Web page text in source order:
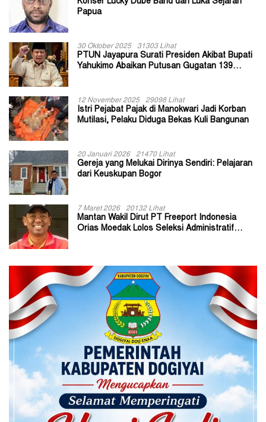
Konser Lucky Dube Band dan Luka Sejarah
Papua
30 Oktober 2025 31303 Lihat
PTUN Jayapura Surati Presiden Akibat Bupati
Yahukimo Abaikan Putusan Gugatan 139
12 November 2025 29098 Lihat
Istri Pejabat Pajak di Manokwari Jadi Korban
Mutilasi, Pelaku Diduga Bekas Kuli Bangunan
20 Januari 2026 21470 Lihat
Gereja yang Melukai Dirinya Sendiri: Pelajaran
dari Keuskupan Bogor
7 Maret 2026 20132 Lihat
Mantan Wakil Dirut PT Freeport Indonesia
Orias Moedak Lolos Seleksi Administratif